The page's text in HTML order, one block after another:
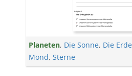
Planeten, Die Sonne, Die Erde
Mond, Sterne